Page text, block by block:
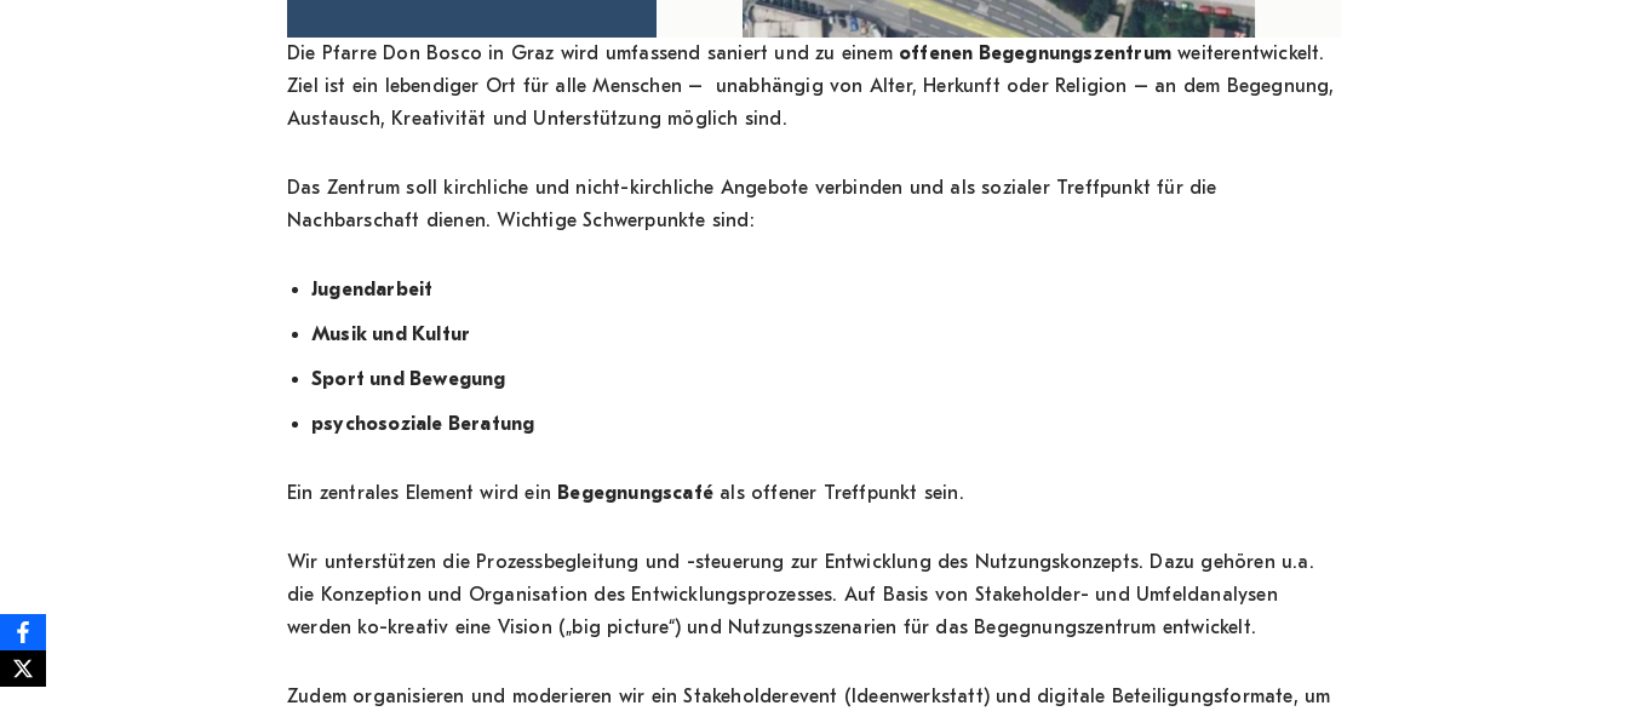
Die Pfarre Don Bosco in Graz wird umfassend saniert und zu einem offenen Begegnungszentrum weiterentwickelt.
Ziel ist ein lebendiger Ort für alle Menschen – unabhängig von Alter, Herkunft oder Religion – an dem Begegnung,
Austausch, Kreativität und Unterstützung möglich sind.
Das Zentrum soll kirchliche und nicht-kirchliche Angebote verbinden und als sozialer Treffpunkt für die
Nachbarschaft dienen. Wichtige Schwerpunkte sind:
Jugendarbeit
Musik und Kultur
Sport und Bewegung
psychosoziale Beratung
Ein zentrales Element wird ein Begegnungscafé als offener Treffpunkt sein.
Wir unterstützen die Prozessbegleitung und -steuerung zur Entwicklung des Nutzungskonzepts. Dazu gehören u.a.
die Konzeption und Organisation des Entwicklungsprozesses. Auf Basis von Stakeholder- und Umfeldanalysen
werden ko-kreativ eine Vision („big picture“) und Nutzungsszenarien für das Begegnungszentrum entwickelt.
Zudem organisieren und moderieren wir ein Stakeholderevent (Ideenwerkstatt) und digitale Beteiligungsformate, um